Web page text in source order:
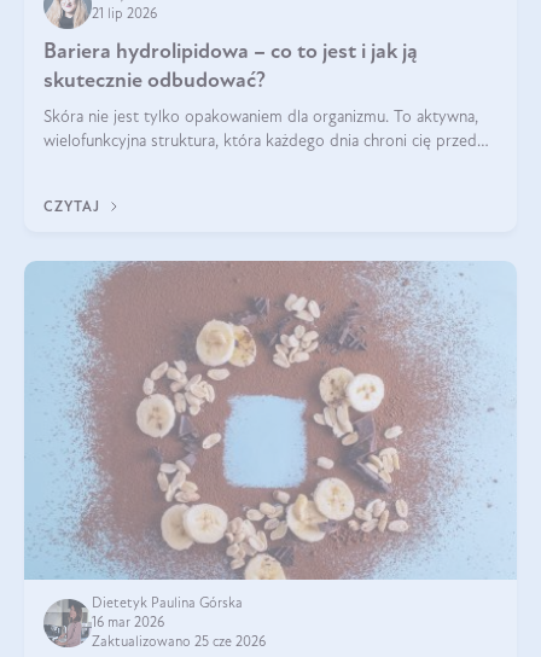
21 lip 2026
Bariera hydrolipidowa – co to jest i jak ją
skutecznie odbudować?
Skóra nie jest tylko opakowaniem dla organizmu. To aktywna,
wielofunkcyjna struktura, która każdego dnia chroni cię przed
bariera hydrolipidowa.
CZYTAJ
Dietetyk Paulina Górska
16 mar 2026
Zaktualizowano 25 cze 2026